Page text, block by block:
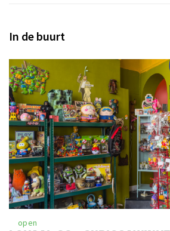
In de buurt
open